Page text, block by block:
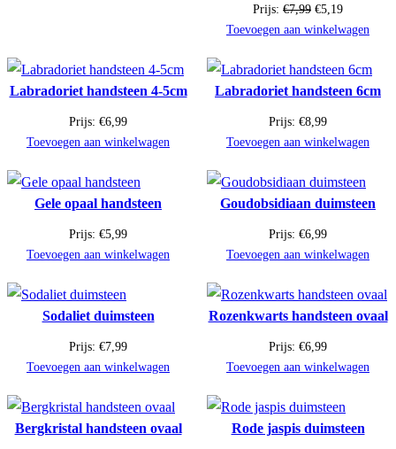
uitverkoop
Prijs: €7,99 Oorspronkelijke
prijs
€7,99.
€5,19Huidige
prijs
€5,19.
Toevoegen aan winkelwagen
Labradoriet handsteen 4-5cm
Prijs: €6,99
Toevoegen aan winkelwagen
Labradoriet handsteen 6cm
Prijs: €8,99
Toevoegen aan winkelwagen
Gele opaal handsteen
Prijs: €5,99
Toevoegen aan winkelwagen
Goudobsidiaan duimsteen
Prijs: €6,99
Toevoegen aan winkelwagen
Sodaliet duimsteen
Prijs: €7,99
Toevoegen aan winkelwagen
Rozenkwarts handsteen ovaal
Prijs: €6,99
Toevoegen aan winkelwagen
Bergkristal handsteen ovaal Rode jaspis duimsteen